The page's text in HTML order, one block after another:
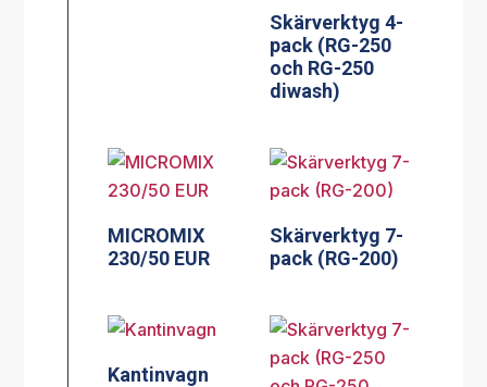
Skärverktyg 4-
pack (RG-250
och RG-250
diwash)
MICROMIX
230/50 EUR
Skärverktyg 7-
pack (RG-200)
Kantinvagn